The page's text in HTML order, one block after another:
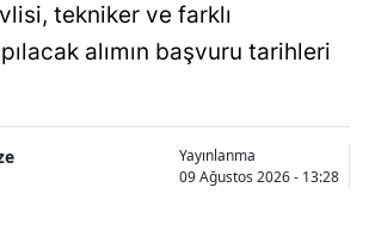
tekniker ve farklı
alımın başvuru tarihleri
Yayınlanma
09 Ağustos 2026 - 13:28